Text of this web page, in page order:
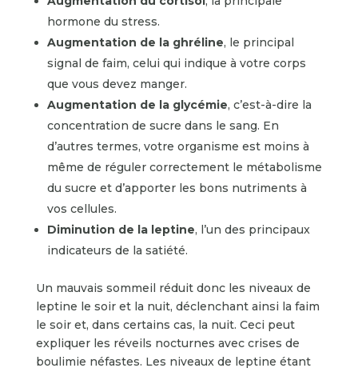
hormone du stress.
Augmentation de la ghréline, le principal
signal de faim, celui qui indique à votre corps
que vous devez manger.
Augmentation de la glycémie, c’est-à-dire la
concentration de sucre dans le sang. En
d’autres termes, votre organisme est moins à
même de réguler correctement le métabolisme
du sucre et d’apporter les bons nutriments à
vos cellules.
Diminution de la leptine, l’un des principaux
indicateurs de la satiété.
Un mauvais sommeil réduit donc les niveaux de
leptine le soir et la nuit, déclenchant ainsi la faim
le soir et, dans certains cas, la nuit. Ceci peut
expliquer les réveils nocturnes avec crises de
boulimie néfastes. Les niveaux de leptine étant